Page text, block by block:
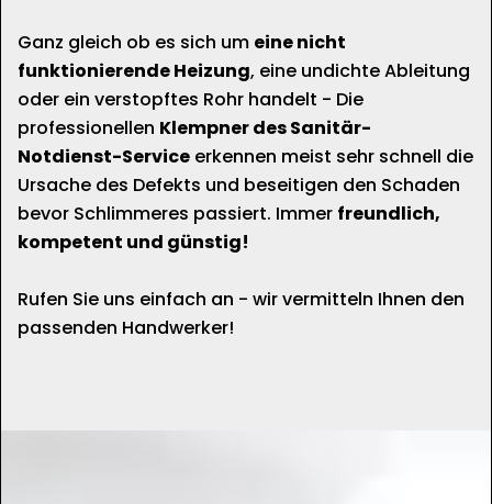
Ganz gleich ob es sich um eine nicht
funktionierende Heizung, eine undichte Ableitung
oder ein verstopftes Rohr handelt - Die
professionellen Klempner des Sanitär-
Notdienst-Service erkennen meist sehr schnell die
Ursache des Defekts und beseitigen den Schaden
bevor Schlimmeres passiert. Immer freundlich,
kompetent und günstig!
Rufen Sie uns einfach an - wir vermitteln Ihnen den
passenden Handwerker!